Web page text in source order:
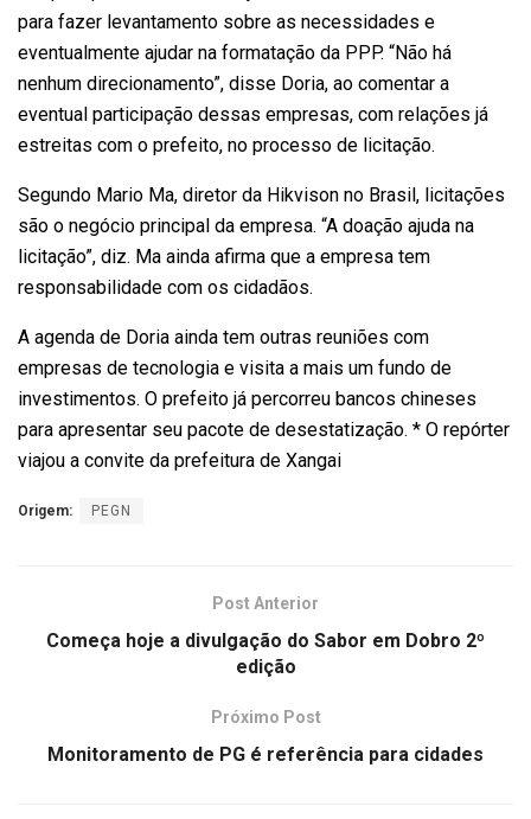
para fazer levantamento sobre as necessidades e
eventualmente ajudar na formatação da PPP. “Não há
nenhum direcionamento”, disse Doria, ao comentar a
eventual participação dessas empresas, com relações já
estreitas com o prefeito, no processo de licitação.
Segundo Mario Ma, diretor da Hikvison no Brasil, licitações
são o negócio principal da empresa. “A doação ajuda na
licitação”, diz. Ma ainda afirma que a empresa tem
responsabilidade com os cidadãos.
A agenda de Doria ainda tem outras reuniões com
empresas de tecnologia e visita a mais um fundo de
investimentos. O prefeito já percorreu bancos chineses
para apresentar seu pacote de desestatização. * O repórter
viajou a convite da prefeitura de Xangai
Origem: PEGN
Post Anterior
Começa hoje a divulgação do Sabor em Dobro 2º
edição
Próximo Post
Monitoramento de PG é referência para cidades